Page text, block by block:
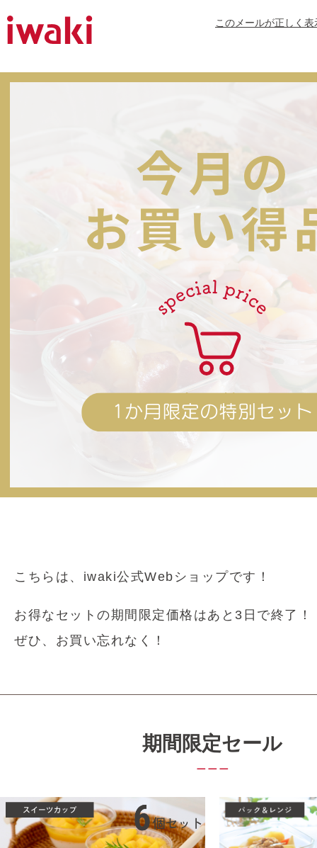
このメールが正しく
こちらは、iwaki公式Webショップです！
お得なセットの期間限定価格はあと3日で終了！
ぜひ、お買い忘れなく！
期間限定セール